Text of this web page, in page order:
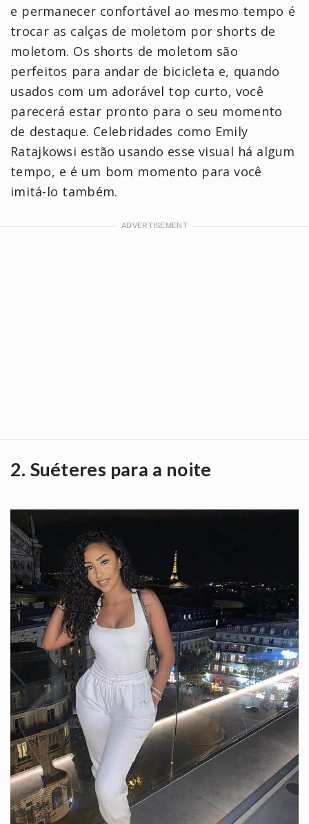
e permanecer confortável ao mesmo tempo é
trocar as calças de moletom por shorts de
moletom. Os shorts de moletom são
perfeitos para andar de bicicleta e, quando
usados com um adorável top curto, você
parecerá estar pronto para o seu momento
de destaque. Celebridades como Emily
Ratajkowsi estão usando esse visual há algum
tempo, e é um bom momento para você
imitá-lo também.
2. Suéteres para a noite